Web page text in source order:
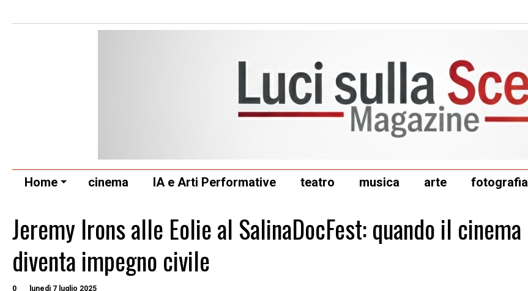
Home cinema IA e Arti Performative teatro musica arte fotografia
Jeremy Irons alle Eolie al SalinaDocFest: quando il cinema
diventa impegno civile
0 lunedì 7 luglio 2025